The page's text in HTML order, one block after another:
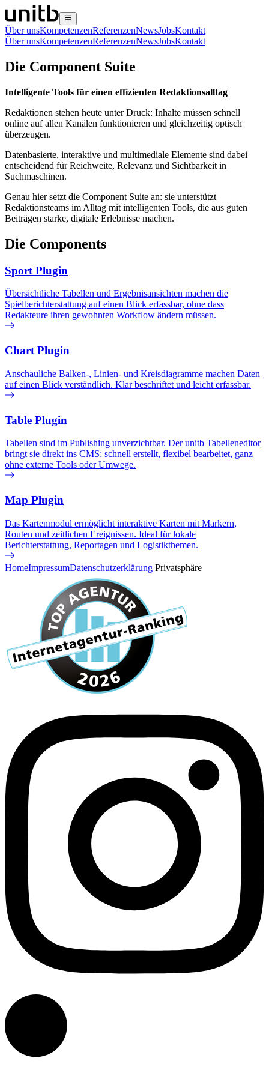
Über unsKompetenzenReferenzenNewsJobsKontakt
Über unsKompetenzenReferenzenNewsJobsKontakt
Die Component Suite
Intelligente Tools für einen effizienten Redaktionsalltag
Redaktionen stehen heute unter Druck: Inhalte müssen schnell
online auf allen Kanälen funktionieren und gleichzeitig optisch
überzeugen.
Datenbasierte, interaktive und multimediale Elemente sind dabei
entscheidend für Reichweite, Relevanz und Sichtbarkeit in
Suchmaschinen.
Genau hier setzt die Component Suite an: sie unterstützt
Redaktionsteams im Alltag mit intelligenten Tools, die aus guten
Beiträgen starke, digitale Erlebnisse machen.
Die Components
Sport Plugin
Übersichtliche Tabellen und Ergebnisansichten machen die
Spielberichterstattung auf einen Blick erfassbar, ohne dass
Redakteure ihren gewohnten Workflow ändern müssen.
Chart Plugin
Anschauliche Balken-, Linien- und Kreisdiagramme machen Daten
auf einen Blick verständlich. Klar beschriftet und leicht erfassbar.
Table Plugin
Tabellen sind im Publishing unverzichtbar. Der unitb Tabelleneditor
bringt sie direkt ins CMS: schnell erstellt, flexibel bearbeitet, ganz
ohne externe Tools oder Umwege.
Map Plugin
Das Kartenmodul ermöglicht interaktive Karten mit Markern,
Routen und zeitlichen Ereignissen. Ideal für lokale
Berichterstattung, Reportagen und Logistikthemen.
HomeImpressumDatenschutzerklärung Privatsphäre